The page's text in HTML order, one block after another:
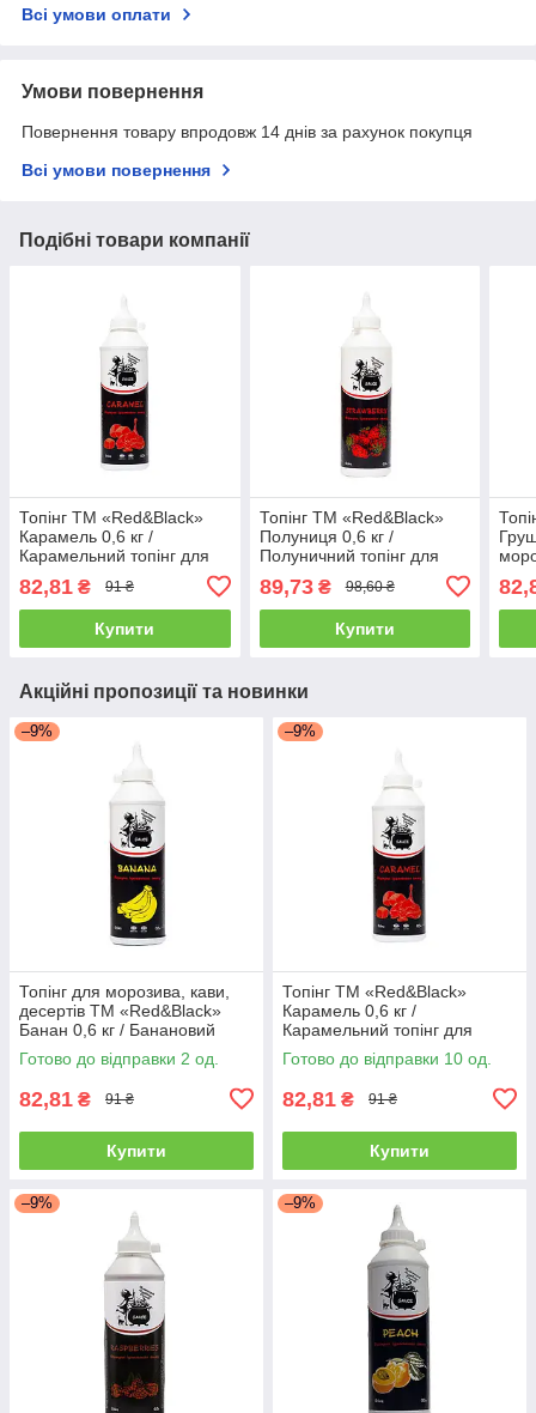
Всі умови оплати
Умови повернення
Повернення товару впродовж 14 днів за рахунок покупця
Всі умови повернення
Подібні товари компанії
Топінг ТМ «Red&Black»
Карамель 0,6 кг /
Карамельний топінг для
коктейлів 600мл.
82,81 ₴ 91 ₴
Купити
Топінг ТМ «Red&Black»
Полуниця 0,6 кг /
Полуничний топінг для
морозива, кави, десертів
та коктейлів 600мл.
89,73₴ 98,60 ₴
Купити
Акційні пропозиції та новинки
–9%
Топінг для морозива, кави,
десертів ТМ «Red&Black»
Банан 0,6 кг / Банановий
топінг для коктейлів 600мл.
Готово до відправки 2 од.
82,81 ₴ 91 ₴
Купити
–9%
Топінг ТМ «Red&Black»
Карамель 0,6 кг /
Карамельний топінг для
морозива, десертів та
коктейлів 600мл.
Готово до відправки 10 од.
82,81 ₴ 91 ₴
Купити
–9% –9%